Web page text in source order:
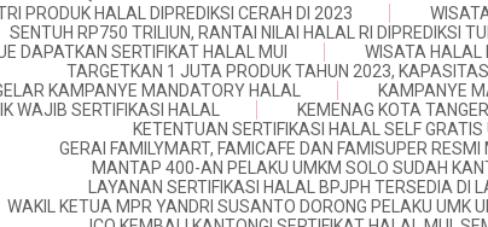
PRODUK HALAL DIPREDIKSI CERAH DI 2023
SENTUH RP750 TRILIUN, RANTAI NILAI HALAL RI DIPREDIKSI
DAPATKAN SERTIFIKAT HALAL MUI
WISATA HALAL
TARGETKAN 1 JUTA PRODUK TAHUN 2023,
KAMPANYE MANDATORY HALAL
KAMPANYE
WAJIB SERTIFIKASI HALAL
KEMENAG KOTA
KETENTUAN SERTIFIKASI HALAL SELF
GERAI FAMILYMART, FAMICAFE DAN FAMISUPER RESMI
MANTAP 400-AN PELAKU UMKM SOLO SUDAH
LAYANAN SERTIFIKASI HALAL BPJPH TERSEDIA DI
WAKIL KETUA MPR YANDRI SUSANTO DORONG PELAKU UMK